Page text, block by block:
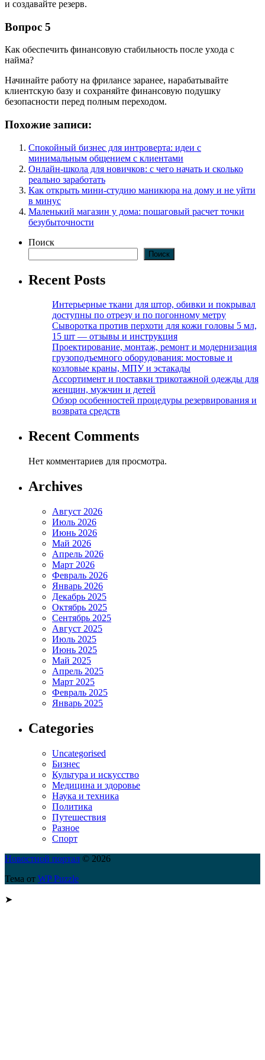
и создавайте резерв.
Вопрос 5
Как обеспечить финансовую стабильность после ухода с
найма?
Начинайте работу на фрилансе заранее, нарабатывайте
клиентскую базу и сохраняйте финансовую подушку
безопасности перед полным переходом.
Похожие записи:
Спокойный бизнес для интроверта: идеи с
минимальным общением с клиентами
Онлайн-школа для новичков: с чего начать и сколько
реально заработать
Как открыть мини-студию маникюра на дому и не уйти
в минус
Маленький магазин у дома: пошаговый расчет точки
безубыточности
Поиск
Поиск
Recent Posts
Интерьерные ткани для штор, обивки и покрывал
доступны по отрезу и по погонному метру
Сыворотка против перхоти для кожи головы 5 мл,
15 шт — отзывы и инструкция
Проектирование, монтаж, ремонт и модернизация
грузоподъемного оборудования: мостовые и
козловые краны, МПУ и эстакады
Ассортимент и поставки трикотажной одежды для
женщин, мужчин и детей
Обзор особенностей процедуры резервирования и
возврата средств
Recent Comments
Нет комментариев для просмотра.
Archives
Август 2026
Июль 2026
Июнь 2026
Май 2026
Апрель 2026
Март 2026
Февраль 2026
Январь 2026
Декабрь 2025
Октябрь 2025
Сентябрь 2025
Август 2025
Июль 2025
Июнь 2025
Май 2025
Апрель 2025
Март 2025
Февраль 2025
Январь 2025
Categories
Uncategorised
Бизнес
Культура и искусство
Медицина и здоровье
Наука и техника
Политика
Путешествия
Разное
Спорт
Новостной портал © 2026
Тема от WP Puzzle
➤